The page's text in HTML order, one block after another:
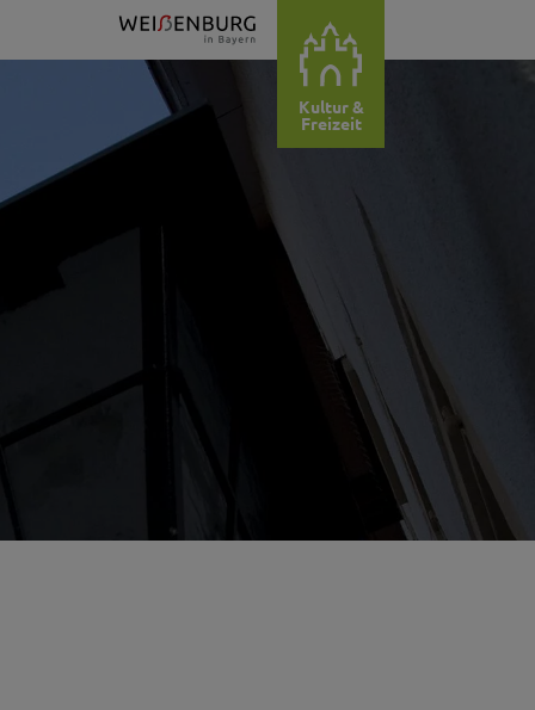
Kultur &
Freizeit